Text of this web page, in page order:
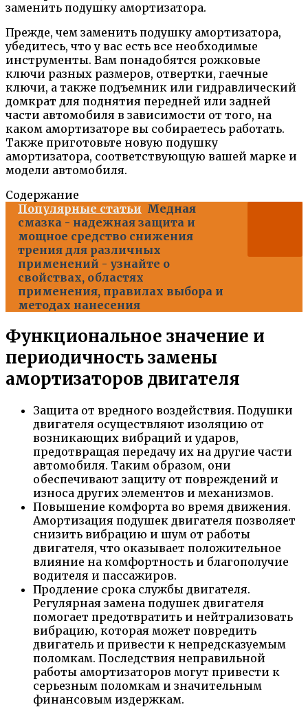
заменить подушку амортизатора.
Прежде, чем заменить подушку амортизатора,
убедитесь, что у вас есть все необходимые
инструменты. Вам понадобятся рожковые
ключи разных размеров, отвертки, гаечные
ключи, а также подъемник или гидравлический
домкрат для поднятия передней или задней
части автомобиля в зависимости от того, на
каком амортизаторе вы собираетесь работать.
Также приготовьте новую подушку
амортизатора, соответствующую вашей марке и
модели автомобиля.
Содержание
Популярные статьи Медная
смазка - надежная защита и
мощное средство снижения
трения для различных
применений - узнайте о
свойствах, областях
применения, правилах выбора и
методах нанесения
Функциональное значение и
периодичность замены
амортизаторов двигателя
Защита от вредного воздействия. Подушки
двигателя осуществляют изоляцию от
возникающих вибраций и ударов,
предотвращая передачу их на другие части
автомобиля. Таким образом, они
обеспечивают защиту от повреждений и
износа других элементов и механизмов.
Повышение комфорта во время движения.
Амортизация подушек двигателя позволяет
снизить вибрацию и шум от работы
двигателя, что оказывает положительное
влияние на комфортность и благополучие
водителя и пассажиров.
Продление срока службы двигателя.
Регулярная замена подушек двигателя
помогает предотвратить и нейтрализовать
вибрацию, которая может повредить
двигатель и привести к непредсказуемым
поломкам. Последствия неправильной
работы амортизаторов могут привести к
серьезным поломкам и значительным
финансовым издержкам.